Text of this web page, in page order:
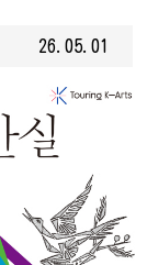
26.05.01